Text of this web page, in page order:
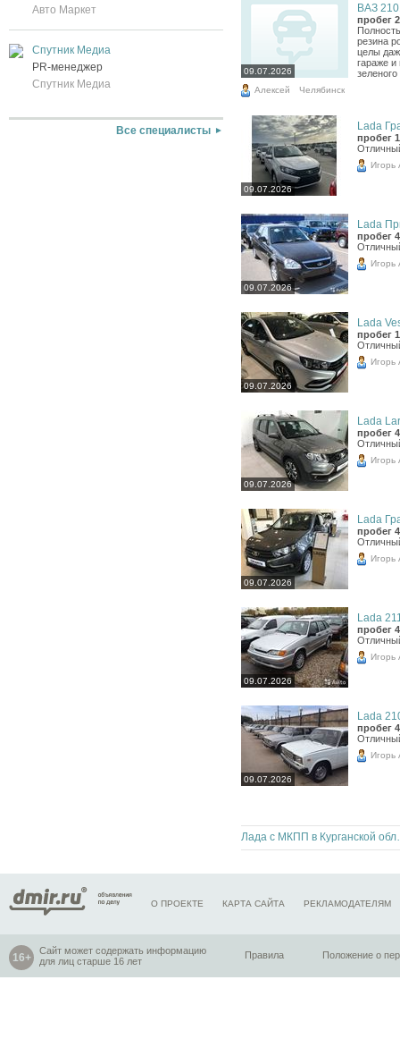
Авто Маркет
Спутник Медиа
PR-менеджер
Спутник Медиа
Все специалисты
09.07.2026
ВАЗ
пробег
резина
целы
гараже и
зеленого
Алексей Челябинск
09.07.2026
Lada
пробег
Игорь
09.07.2026
Lada
пробег
Игорь
09.07.2026
Lada
пробег
Игорь
09.07.2026
Lada
пробег
Игорь
09.07.2026
Lada
пробег
Игорь
09.07.2026
Lada
пробег
Игорь
09.07.2026
Lada
пробег
Игорь
Лада
О ПРОЕКТЕ КАРТА САЙТА РЕКЛАМОДАТЕЛЯМ
Сайт может содержать информацию
для лиц старше 16 лет
Правила Положение о